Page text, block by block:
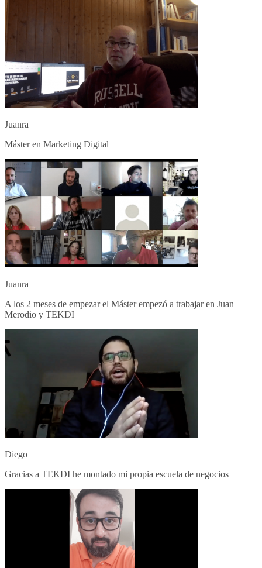
Juanra
Máster en Marketing Digital
Juanra
A los 2 meses de empezar el Máster empezó a trabajar en Juan
Merodio y TEKDI
Diego
Gracias a TEKDI he montado mi propia escuela de negocios